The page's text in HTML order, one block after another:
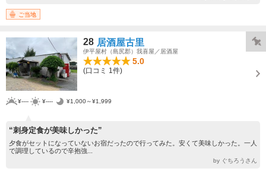
ご当地
28 居酒屋古里
伊平屋村（島尻郡）我喜屋／居酒屋
5.0
(口コミ 1件)
¥---- ¥---- ¥1,000～¥1,999
“刺身定食が美味しかった”
夕食がセットになっていないお宿だったので行ってみた。安くて美味しかった。一人
で調理しているので辛抱強...
by ぐちろうさん